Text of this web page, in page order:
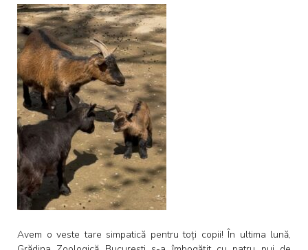
Avem o veste tare simpatică pentru toți copii! În ultima lună,